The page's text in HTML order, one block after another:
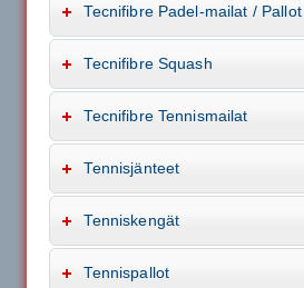
Tecnifibre Padel-mailat / Pallot
Tecnifibre Squash
Tecnifibre Tennismailat
Tennisjänteet
Tenniskengät
Tennispallot